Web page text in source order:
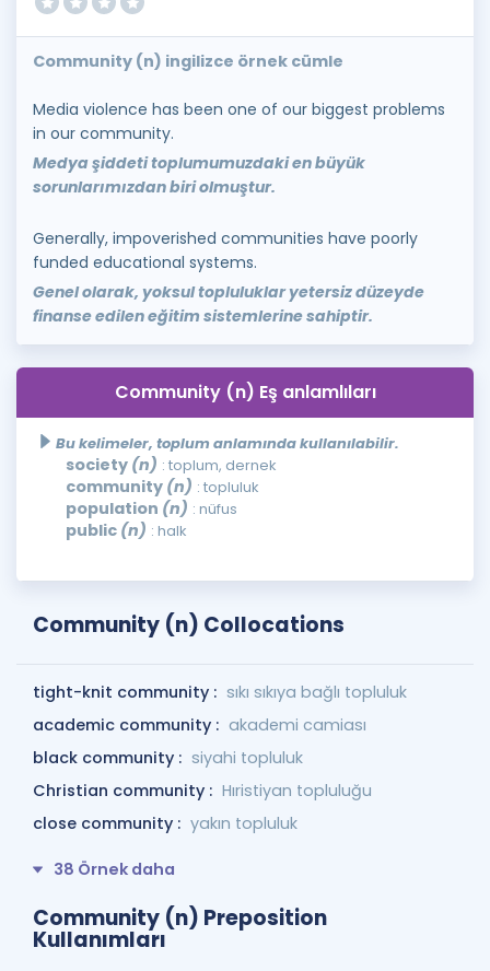
Community (n) ingilizce örnek cümle
Media violence has been one of our biggest problems
in our community.
Medya şiddeti toplumumuzdaki en büyük
sorunlarımızdan biri olmuştur.
Generally, impoverished communities have poorly
funded educational systems.
Genel olarak, yoksul topluluklar yetersiz düzeyde
finanse edilen eğitim sistemlerine sahiptir.
Community (n) Eş anlamlıları
Bu kelimeler, toplum anlamında kullanılabilir.
society (n) : toplum, dernek
community (n) : topluluk
population (n) : nüfus
public (n) : halk
Community (n) Collocations
tight-knit community : sıkı sıkıya bağlı topluluk
academic community : akademi camiası
black community : siyahi topluluk
Christian community : Hıristiyan topluluğu
close community : yakın topluluk
38 Örnek daha
Community (n) Preposition
Kullanımları